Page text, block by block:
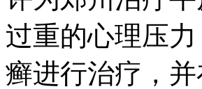
过重的心理压
癣进行治疗，